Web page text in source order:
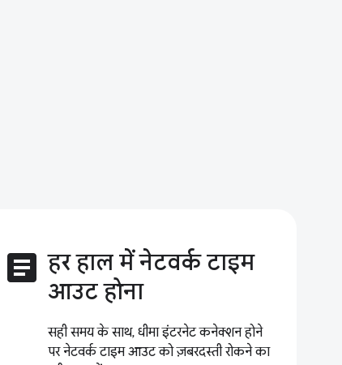
article हर हाल में नेटवर्क टाइम
आउट होना
सही समय के साथ, धीमा इंटरनेट कनेक्शन होने
पर नेटवर्क टाइम आउट को ज़बरदस्ती रोकने का